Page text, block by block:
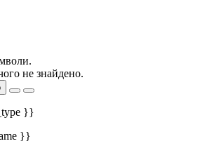
не знайдено.
}}
}}